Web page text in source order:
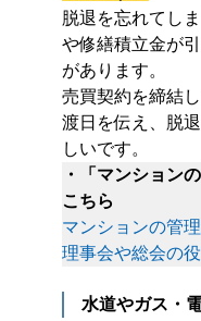
脱退を忘れてし
や修繕積立金が
があります。
売買契約を締結
渡日を伝え、脱
しいです。
・「マンション
こちら
マンションの管
理事会や総会の
水道やガス・